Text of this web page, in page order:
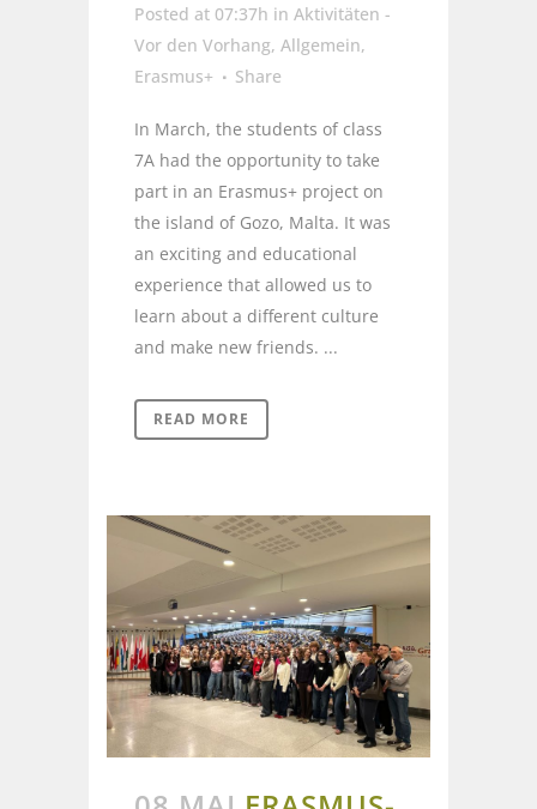
Posted at 07:37h in Aktivitäten -
Vor den Vorhang, Allgemein,
Erasmus+
Share
In March, the students of class
7A had the opportunity to take
part in an Erasmus+ project on
the island of Gozo, Malta. It was
an exciting and educational
experience that allowed us to
learn about a different culture
and make new friends. ...
READ MORE